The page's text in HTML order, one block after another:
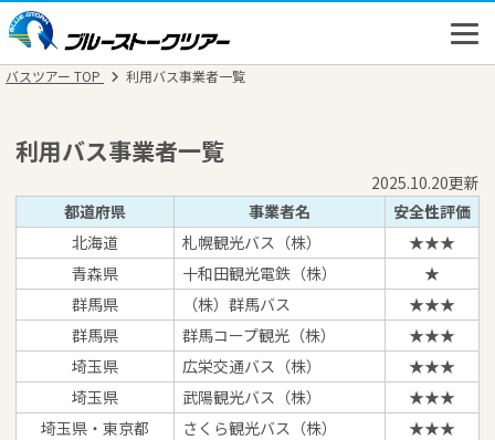
高速バス
バスツアー
新幹線
バスツアー TOP 利用バス事業者一覧
利用バス事業者一覧
2025.10.20更新
都道府県
事業者名
安全性評価
北海道
札幌観光バス（株）
★★★
青森県
十和田観光電鉄（株）
★
群馬県
（株）群馬バス
★★★
群馬県
群馬コープ観光（株）
★★★
埼玉県
広栄交通バス（株）
★★★
埼玉県
武陽観光バス（株）
★★★
埼玉県・東京都
さくら観光バス（株）
★★★